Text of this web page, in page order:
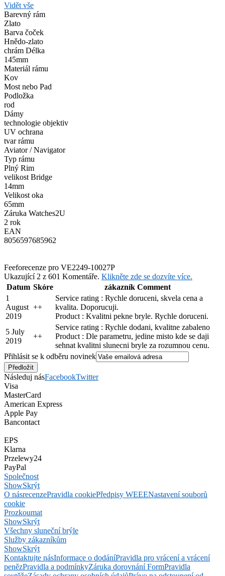
Vidět vše
Barevný rám
Zlato
Barva čoček
Hnědo-zlato
chrám Délka
145mm
Materiál rámu
Kov
Most nebo Pad
Podložka
rod
Dámy
technologie objektiv
UV ochrana
tvar rámu
Aviator / Navigator
Typ rámu
Plný Rim
velikost Bridge
14mm
Velikost oka
65mm
Záruka Watches2U
2 rok
EAN
8056597685962
Feeforecenze pro VE2249-10027P
Ukazující 2 z 601 Komentáře. Klikněte zde se dozvíte více.
Datum Skóre
zákazník Comment
1
August
2019
++
Service rating : Rychle doruceni, skvela cena a
kvalita. Doporucuji.
Product : Kvalitni pekne bryle. Rychle doruceni.
5 July
2019
++
Service rating : Rychle dodani, kvalitne zabaleno
Product : Dle parametru, jedine misto kde se daji
sehnat kvalitni slunecni bryle za rozumnou cenu.
Přihlásit se k odběru novinek
Následuj násFacebookTwitter
Visa
MasterCard
American Express
Apple Pay
Bancontact
EPS
Klarna
Przelewy24
PayPal
Společnost
ShowSkrýt
O násrecenzePravidla cookiePředpisy WEEENastavení souborů
cookie
Prozkoumat
ShowSkrýt
Všechny sluneční brýle
Služby zákazníkům
ShowSkrýt
Kontaktujte násInformace o dodáníPravidla pro vrácení a vrácení
penězPravidla a podmínkyZáruka dorovnání FormPravidla